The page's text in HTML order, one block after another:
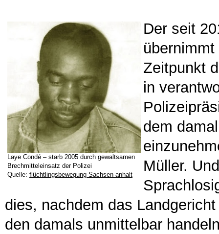
Laye Condé – starb 2005 durch gewaltsamen
Brechmitteleinsatz der Polizei
Quelle: flüchtlingsbewegung Sachsen anhalt
Der seit
Zeitpunkt
in
dem
Müller.
dies, nachdem das
den damals unmittelbar